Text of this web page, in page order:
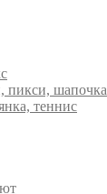
пикси, шапочка
теннис